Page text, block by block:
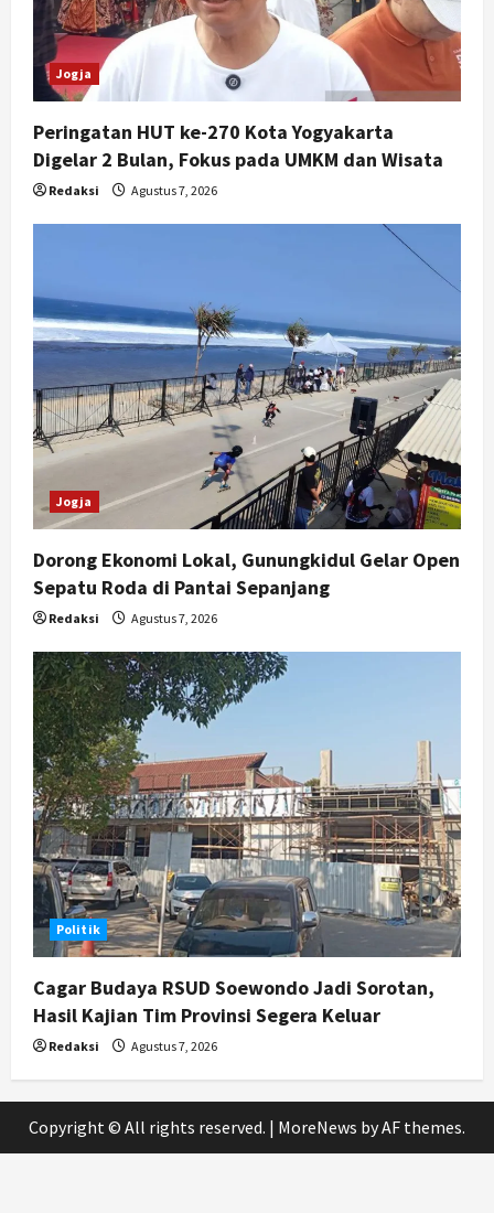
Jogja
Peringatan HUT ke-270 Kota Yogyakarta
Digelar 2 Bulan, Fokus pada UMKM dan Wisata
Redaksi Agustus 7, 2026
Jogja
Dorong Ekonomi Lokal, Gunungkidul Gelar Open
Sepatu Roda di Pantai Sepanjang
Redaksi Agustus 7, 2026
Politik
Cagar Budaya RSUD Soewondo Jadi Sorotan,
Hasil Kajian Tim Provinsi Segera Keluar
Redaksi Agustus 7, 2026
Copyright © All rights reserved. | MoreNews by AF themes.